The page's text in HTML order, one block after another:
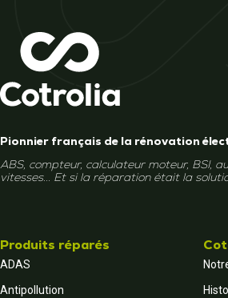
Pionnier français de la rénovation
ABS, compteur, calculateur moteur, BSI,
vitesses... Et si la réparation était la
Produits réparés
ADAS
Antipollution